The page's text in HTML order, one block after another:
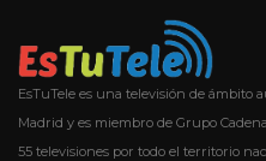
EsTuTele es una televisión de ámbito
Madrid y es miembro de Grupo
55 televisiones por todo el territorio